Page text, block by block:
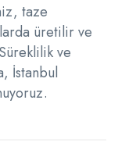
taze
üretilir ve
ve
İstanbul